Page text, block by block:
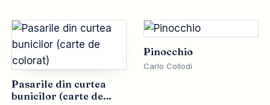
Pasarile din curtea
bunicilor (carte de
Pinocchio
Carlo Collodi